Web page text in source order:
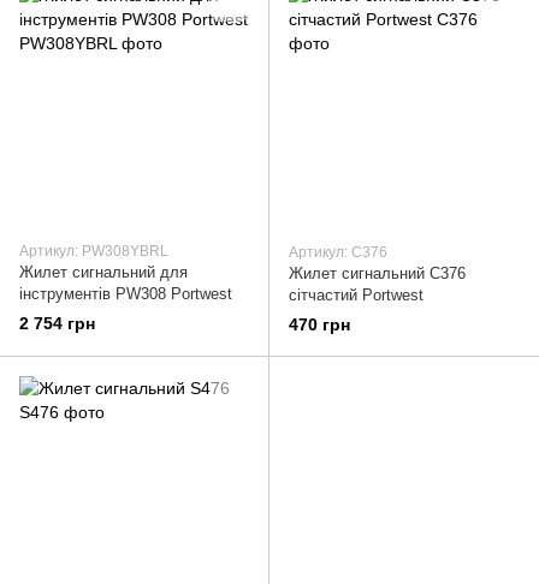
Артикул: PW308YBRL
Жилет сигнальний для
інструментів PW308 Portwest
2 754 грн
Артикул: C376
Жилет сигнальний C376
сітчастий Portwest
470 грн